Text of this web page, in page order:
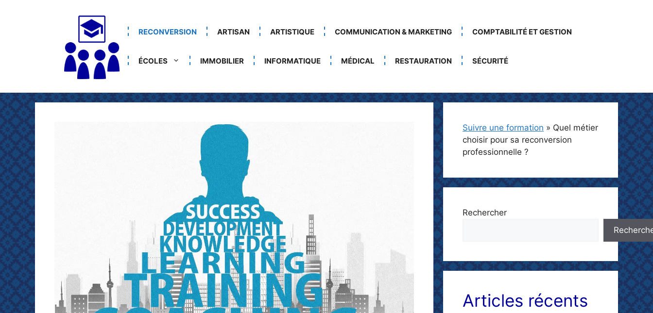
RECONVERSION ARTISAN ARTISTIQUE COMMUNICATION & MARKETING COMPTABILITÉ ET GESTION
ÉCOLES IMMOBILIER INFORMATIQUE MÉDICAL RESTAURATION SÉCURITÉ
Suivre une formation » Quel métier
choisir pour sa reconversion
professionnelle ?
Rechercher
Articles récents